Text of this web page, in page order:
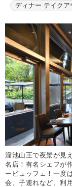
ディナー テイクア
溜池山王で夜景が見
名店！有名シェフが
ービュッフェ！一度
会、子連れなど、利